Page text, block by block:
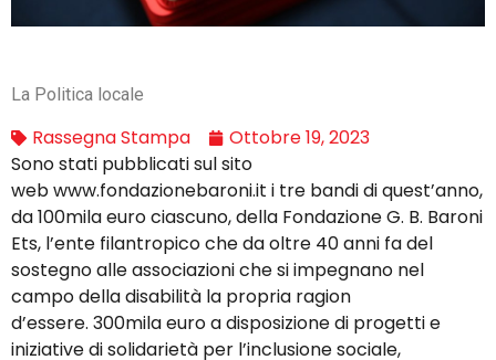
La Politica locale
Rassegna Stampa
Ottobre 19, 2023
Sono stati pubblicati sul sito
web www.fondazionebaroni.it i tre bandi di quest’anno,
da 100mila euro ciascuno, della Fondazione G. B. Baroni
Ets, l’ente filantropico che da oltre 40 anni fa del
sostegno alle associazioni che si impegnano nel
campo della disabilità la propria ragion
d’essere. 300mila euro a disposizione di progetti e
iniziative di solidarietà per l’inclusione sociale,